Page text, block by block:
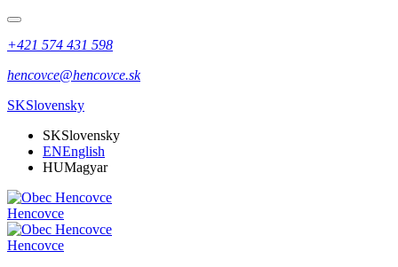
+421 574 431 598
hencovce@hencovce.sk
SKSlovensky
SKSlovensky
ENEnglish
HUMagyar
Hencovce
Hencovce